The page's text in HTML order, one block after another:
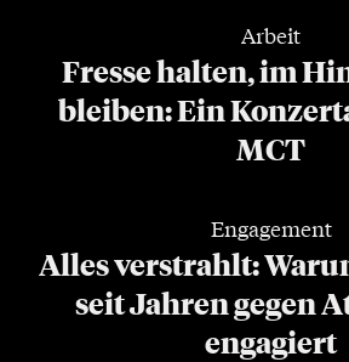
Arbeit
Fresse halten, im
bleiben: Ein
MCT
Engagement
Alles verstrahlt:
seit Jahren gegen
engagiert